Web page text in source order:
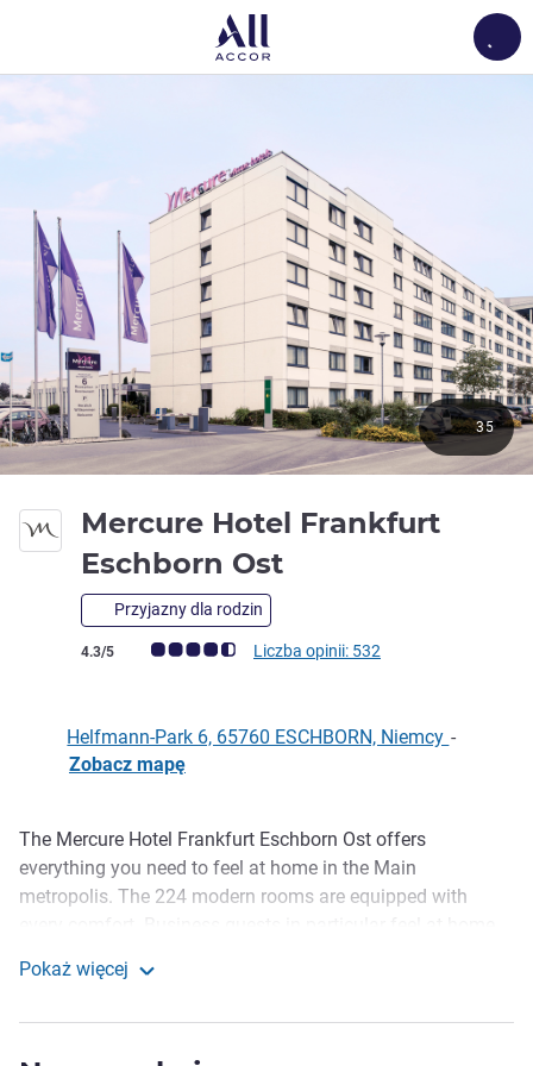
Mercure Hotel Frankfurt
Eschborn Ost
Przyjazny dla rodzin
Ocena klientów (Ocena ALL)
4.3/5 Liczba opinii: 532
35
Helfmann-Park 6, 65760 ESCHBORN, Niemcy -
Zobacz mapę
Opis
The Mercure Hotel Frankfurt Eschborn Ost offers
everything you need to feel at home in the Main
metropolis. The 224 modern rooms are equipped with
outdoor swimming pool. The Big Ebbel restaurant
Our hotel is centrally located in the financial center of
Pokaż więcej